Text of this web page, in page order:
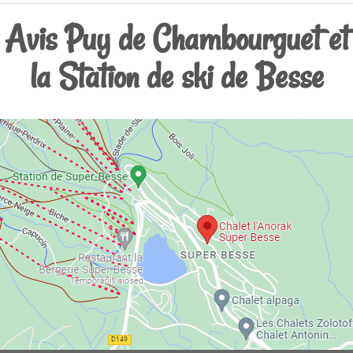
Avis Puy de Chambourguet et
la Station de ski de Besse